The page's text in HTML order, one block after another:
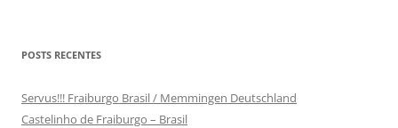
POSTS RECENTES
Servus!!! Fraiburgo Brasil / Memmingen Deutschland
Castelinho de Fraiburgo – Brasil